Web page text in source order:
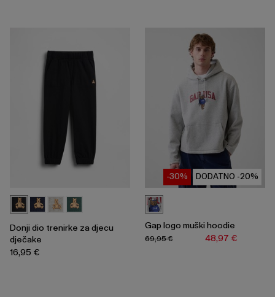
Donji dio trenirke za djecu
dječake
16,95 €
DODATNO -20%
-30%
Gap logo muški hoodie
48,97 €
69,95 €